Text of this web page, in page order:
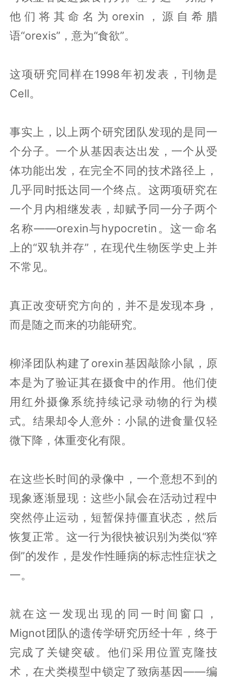
他们将其命名为orexin，源自希腊
语“orexis”，意为“食欲”。
这项研究同样在1998年初发表，刊物是
Cell。
事实上，以上两个研究团队发现的是同一
个分子。一个从基因表达出发，一个从受
体功能出发，在完全不同的技术路径上，
几乎同时抵达同一个终点。这两项研究在
一个月内相继发表，却赋予同一分子两个
名称——orexin与hypocretin。这一命名
上的“双轨并存”，在现代生物医学史上并
不常见。
真正改变研究方向的，并不是发现本身，
而是随之而来的功能研究。
柳泽团队构建了orexin基因敲除小鼠，原
本是为了验证其在摄食中的作用。他们使
用红外摄像系统持续记录动物的行为模
式。结果却令人意外：小鼠的进食量仅轻
微下降，体重变化有限。
在这些长时间的录像中，一个意想不到的
现象逐渐显现：这些小鼠会在活动过程中
突然停止运动，短暂保持僵直状态，然后
恢复正常。这一行为很快被识别为类似“猝
倒”的发作，是发作性睡病的标志性症状之
一。
就在这一发现出现的同一时间窗口，
Mignot团队的遗传学研究历经十年，终于
完成了关键突破。他们采用位置克隆技
术，在犬类模型中锁定了致病基因——编